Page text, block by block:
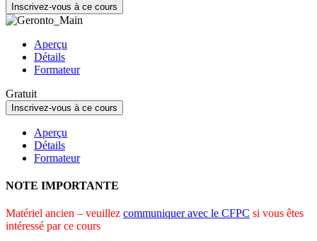
Inscrivez-vous à ce cours
Aperçu
Détails
Formateur
Gratuit
Inscrivez-vous à ce cours
Aperçu
Détails
Formateur
NOTE IMPORTANTE
Matériel ancien – veuillez communiquer avec le CFPC si vous êtes
intéressé par ce cours